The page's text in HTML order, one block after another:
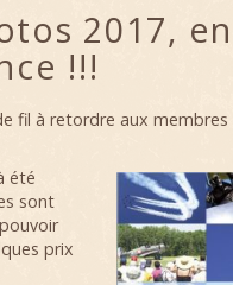
2017,
!!!
fil à retordre aux
été
sont
prix